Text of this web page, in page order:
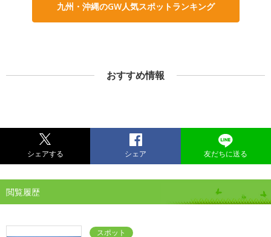
九州・沖縄のGW人気スポットランキング
おすすめ情報
シェアする シェア 友だちに送る
閲覧履歴